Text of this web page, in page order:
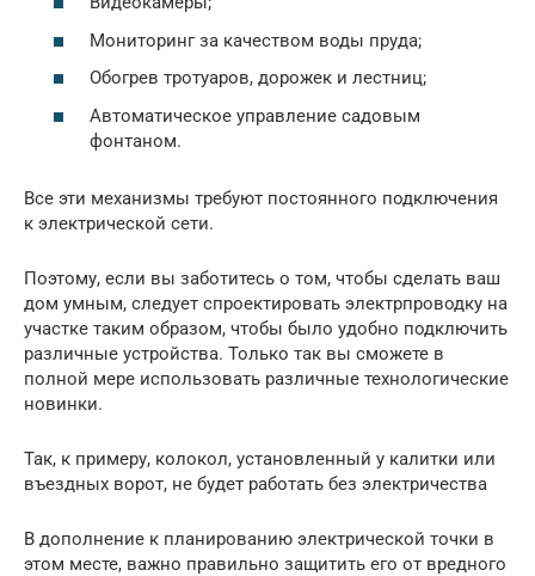
Мониторинг за качеством воды пруда;
Обогрев тротуаров, дорожек и лестниц;
Автоматическое управление садовым
фонтаном.
Все эти механизмы требуют постоянного подключения
к электрической сети.
Поэтому, если вы заботитесь о том, чтобы сделать ваш
дом умным, следует спроектировать электрпроводку на
участке таким образом, чтобы было удобно подключить
различные устройства. Только так вы сможете в
полной мере использовать различные технологические
новинки.
Так, к примеру, колокол, установленный у калитки или
въездных ворот, не будет работать без электричества
В дополнение к планированию электрической точки в
этом месте, важно правильно защитить его от вредного